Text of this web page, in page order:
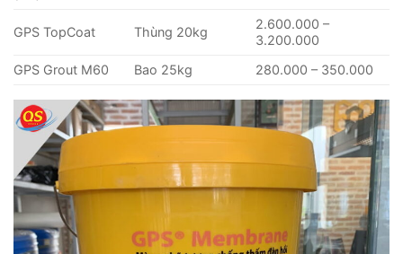
GPS TopCoat Thùng 20kg
2.600.000 –
3.200.000
GPS Grout M60
Bao 25kg 280.000 – 350.000